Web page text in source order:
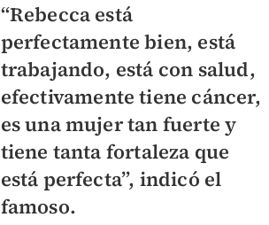
“Rebecca está
perfectamente bien, está
trabajando, está con salud,
efectivamente tiene cáncer,
es una mujer tan fuerte y
tiene tanta fortaleza que
está perfecta”, indicó el
famoso.